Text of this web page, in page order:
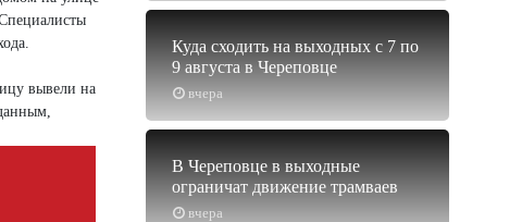
вывели на
вчера
Куда сходить на выходных с 7 по
9 августа в Череповце
вчера
В Череповце в выходные
ограничат движение трамваев